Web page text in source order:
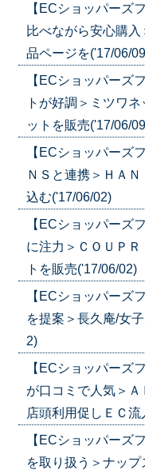
【ECショッパー
比べながら安心購
品ページを('17/06/
【ECショッパー
トが好調＞ミツワ
ットを販売('17/06/
【ECショッパー
ＮＳと連携＞ＨＡ
込む('17/06/02)
【ECショッパー
に注力＞ＣＯＵＰ
トを販売('17/06/02)
【ECショッパー
を提案＞長久庵/女
2)
【ECショッパー
が口コミで人気＞
店頭利用促しＥＣ
【ECショッパーズ
を取り扱う＞ナッ